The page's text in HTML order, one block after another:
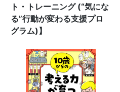
ト・トレーニング (“気にな
る”行動が変わる支援プロ
グラム)】